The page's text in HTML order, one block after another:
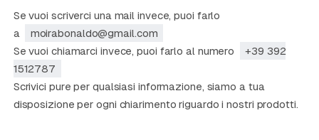
Se vuoi scriverci una mail invece, puoi farlo
a
moirabonaldo@gmail.com
Se vuoi chiamarci invece, puoi farlo al numero
+39 392
1512787
Scrivici pure per qualsiasi informazione, siamo a tua
disposizione per ogni chiarimento riguardo i nostri prodotti.